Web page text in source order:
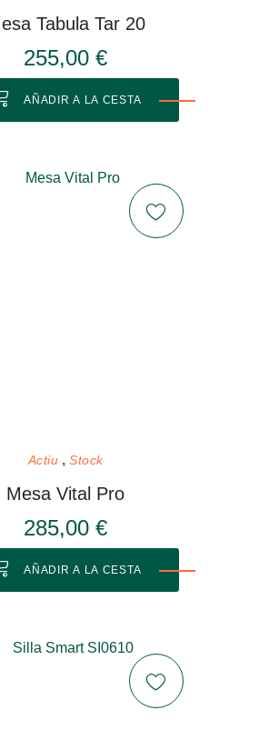
Tabula Tar 20
255,00 €
AÑADIR A LA CESTA
Actiu Stock
Mesa Vital Pro
285,00 €
AÑADIR A LA CESTA